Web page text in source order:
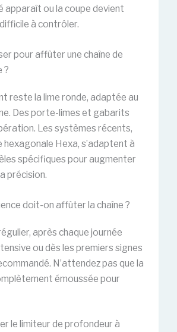
apparaît ou la coupe devient
à contrôler.
pour affûter une chaîne de
?
reste la lime ronde, adaptée au
Des porte-limes et gabarits
Les systèmes récents,
hexagonale Hexa, s’adaptent à
spécifiques pour augmenter
précision.
doit-on affûter la chaîne ?
après chaque journée
ou dès les premiers signes
N’attendez pas que la
émoussée pour
le limiteur de profondeur à